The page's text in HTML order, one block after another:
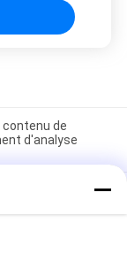
contenu de
d'analyse
des
de moteur en